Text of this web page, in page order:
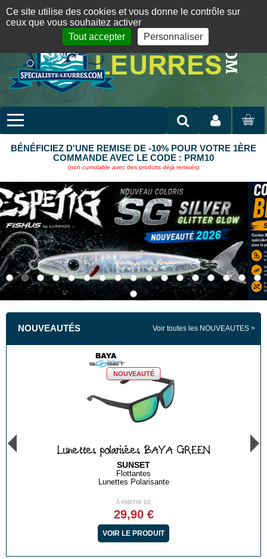
09 72 36 55 01 06 08 07 98 87 English version
MON
PANIER
BÉNÉFICIEZ D'UNE REMISE DE -10% POUR VOTRE 1ÈRE
COMMANDE AVEC LE CODE : PRM10
(non cumulable avec des produits déjà remisés)
NOUVEAUTÉS Voir toutes les NOUVEAUTES
NOUVEAUTÉ
Lunettes polarisées BAYA GREEN
SUNSET
Flottantes
Lunettes Polarisante
À PARTIR DE
29,90 €
VOIR LE PRODUIT
Panneau de gestion des cookies
Ce site utilise des cookies et vous donne le contrôle sur
ceux que vous souhaitez activer
Tout accepter
Personnaliser